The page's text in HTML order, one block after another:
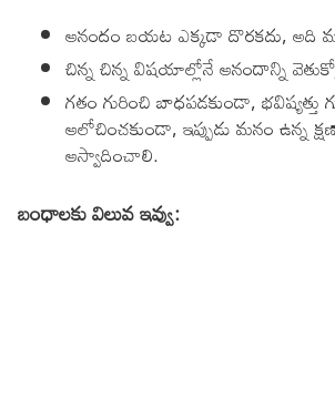
ఆనందం బయట ఎక్కడా దొరకదు, అది
చిన్న చిన్న విషయాల్లోనే ఆనందాన్ని
గతం గురించి బాధపడకుండా, భవిష్యత్తు
ఆలోచించకుండా, ఇప్పుడు మనం ఉన్న
ఆస్వాదించాలి.
బంధాలకు విలువ ఇవ్వు: